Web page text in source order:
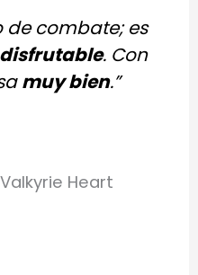
de combate; es
. Con
muy bien.”
Heart